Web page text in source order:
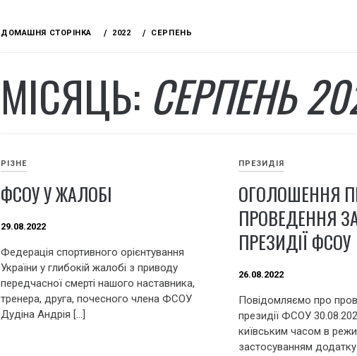
ДОМАШНЯ СТОРІНКА 2022 СЕРПЕНЬ
МІСЯЦЬ: СЕРПЕНЬ
РІЗНЕ
ФСОУ У ЖАЛОБІ
29.08.2022
Федерація спортивного орієнтування
України у глибокій жалобі з приводу
передчасної смерті нашого наставника,
тренера, друга, почесного члена ФСОУ
Дудіна Андрія […]
ПРЕЗИДІЯ
ОГОЛОШЕННЯ
ПРОВЕДЕННЯ
ПРЕЗИДІЇ ФСОУ
26.08.2022
Повідомляємо про
президії ФСОУ
київським часом в
застосуванням